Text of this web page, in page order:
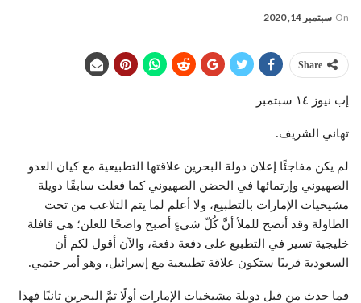
On سبتمبر 14, 2020
Share
إب نيوز ١٤ سبتمبر
تهاني الشريف.
لم يكن مفاجئًا إعلان دولة البحرين علاقتها التطبيعية مع كيان العدو
الصهيوني وإرتمائها في الحضن الصهيوني كما فعلت سابقًا دويلة
مشيخيات الإمارات بالتطبيع، ولا أعلم لما يتم التلاعب من تحت
الطاولة وقد أتضح للملأ أنَّ كُلّ شيءٍ أصبح واضحًا للعلن؛ هي قافلة
خليجية تسير في التطبيع على دفعة دفعة، والآن أقول لكم أن
السعودية قريبًا ستكون علاقة تطبيعية مع إسرائيل، وهو أمر حتمي.
فما حدث من قبل دويلة مشيخيات الإمارات أولًا ثمَّ البحرين ثانيًا فهذا